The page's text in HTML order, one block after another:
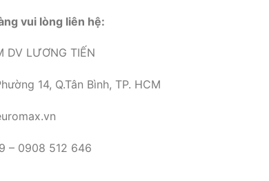
vui lòng liên hệ:
DV LƯƠNG TIẾN
14, Q.Tân Bình, TP. HCM
– 0908 512 646